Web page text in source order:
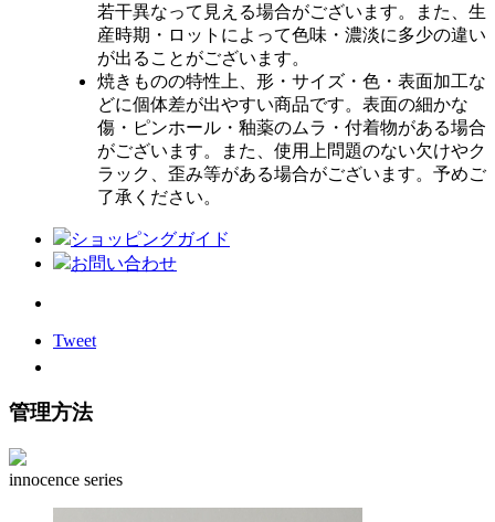
若干異なって見える場合がございます。また、生
産時期・ロットによって色味・濃淡に多少の違い
が出ることがございます。
焼きものの特性上、形・サイズ・色・表面加工な
どに個体差が出やすい商品です。表面の細かな
傷・ピンホール・釉薬のムラ・付着物がある場合
がございます。また、使用上問題のない欠けやク
ラック、歪み等がある場合がございます。予めご
了承ください。
ショッピングガイド
お問い合わせ
Tweet
管理方法
innocence series